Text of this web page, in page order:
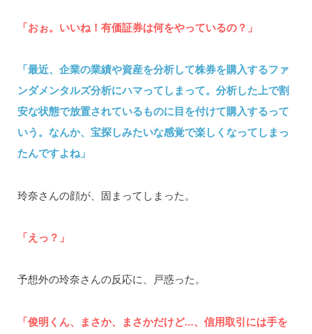
「おぉ。いいね！有価証券は何をやっているの？」
「最近、企業の業績や資産を分析して株券を購入するファ
ンダメンタルズ分析にハマってしまって。分析した上で割
安な状態で放置されているものに目を付けて購入するって
いう。なんか、宝探しみたいな感覚で楽しくなってしまっ
たんですよね」
玲奈さんの顔が、固まってしまった。
「えっ？」
予想外の玲奈さんの反応に、戸惑った。
「俊明くん、まさか、まさかだけど…、信用取引には手を